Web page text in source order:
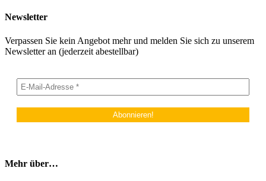
Newsletter
Verpassen Sie kein Angebot mehr und melden Sie sich zu unserem
Newsletter an (jederzeit abestellbar)
Mehr über…